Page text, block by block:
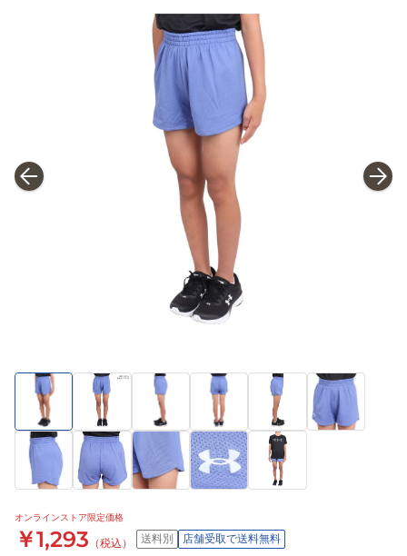
オンラインストア限定価格
￥1,293 （税込） 送料別 店舗受取で送料無料